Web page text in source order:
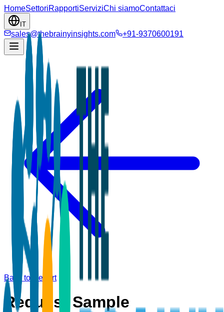
HomeSettoriRapportiServiziChi siamoContattaci
IT
sales@thebrainyinsights.com +91-9370600191
Back to Report
Request Sample